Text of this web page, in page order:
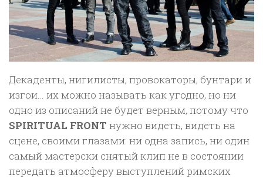
Декаденты, нигилисты, провокаторы, бунтари и
изгои… их можно называть как угодно, но ни
одно из описаний не будет верным, потому что
SPIRITUAL FRONT нужно видеть, видеть на
сцене, своими глазами: ни одна запись, ни один
самый мастерски снятый клип не в состоянии
передать атмосферу выступлений римских